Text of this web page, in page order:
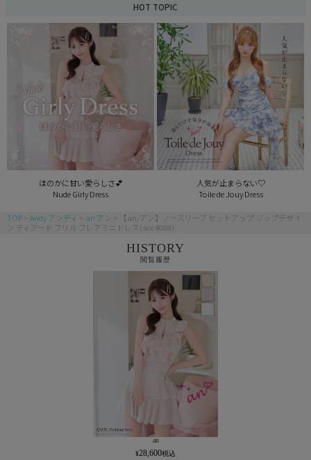
HOT TOPIC
ほのかに甘い愛らしさ💕
Nude Girly Dress
人気が止まらない♡
Toile de Jouy Dress
TOP Andy アンディ an アン
【an/アン】ノースリーブ セットアップ ジップデザイ
ン ティアード フリル フレアミニドレス(aoc4088)
HISTORY
閲覧履歴
an
28,600